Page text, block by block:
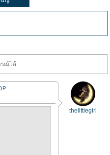
รณ์ได้
thelittlegirl